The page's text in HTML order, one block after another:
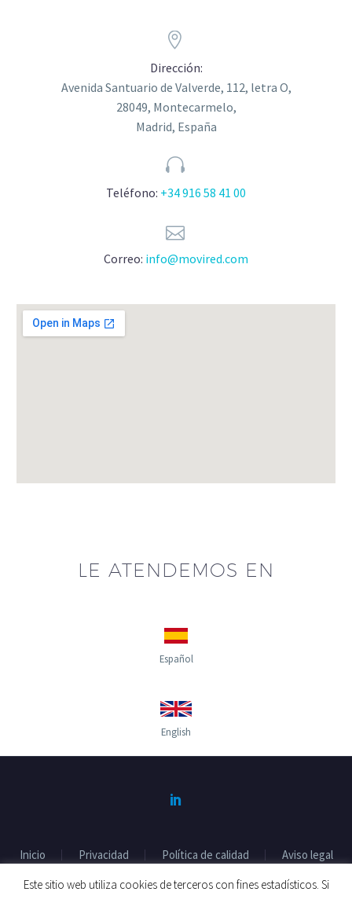


Dirección:
Avenida Santuario de Valverde, 112, letra O,
28049, Montecarmelo,
Madrid, España


Teléfono: +34 916 58 41 00


Correo: info@movired.com
LE ATENDEMOS EN
Español
English
Inicio Privacidad Política de calidad
Aviso legal
Este sitio web utiliza cookies de terceros con fines estadísticos. Si